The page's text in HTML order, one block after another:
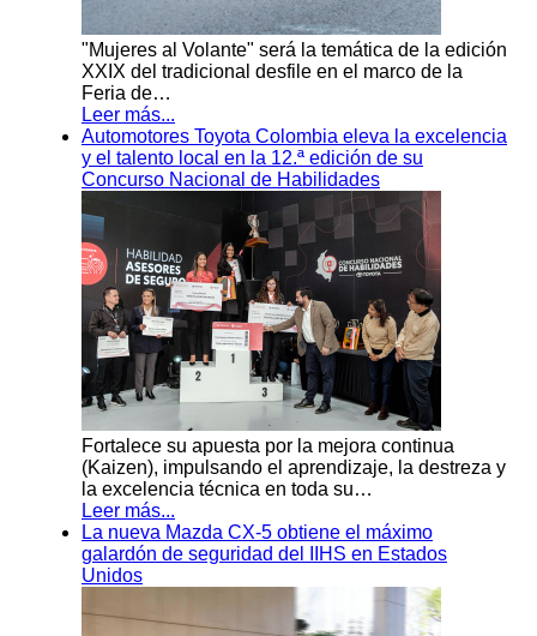
"Mujeres al Volante" será la temática de la edición
XXIX del tradicional desfile en el marco de la
Feria de…
Leer más...
Automotores Toyota Colombia eleva la excelencia
y el talento local en la 12.ª edición de su
Concurso Nacional de Habilidades
Fortalece su apuesta por la mejora continua
(Kaizen), impulsando el aprendizaje, la destreza y
la excelencia técnica en toda su…
Leer más...
La nueva Mazda CX-5 obtiene el máximo
galardón de seguridad del IIHS en Estados
Unidos